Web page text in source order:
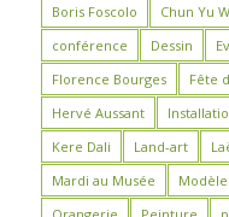
Boris Foscolo
Chun Yu
conférence
Dessin
Florence Bourges
Fête
Hervé Aussant
Kere Dali
Land-art
Mardi au Musée